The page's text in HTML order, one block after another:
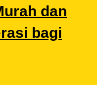
dan
bagi